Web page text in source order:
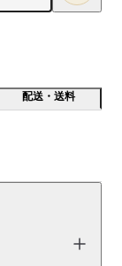
配送・送料
くい構造を作